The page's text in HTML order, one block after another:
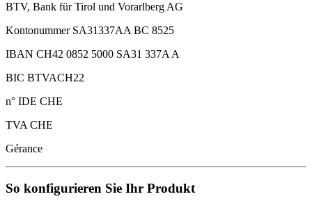
BTV, Bank für Tirol und Vorarlberg AG
Kontonummer SA31337AA BC 8525
IBAN CH42 0852 5000 SA31 337A A
BIC BTVACH22
n° IDE CHE
TVA CHE
Gérance
So konfigurieren Sie Ihr Produkt